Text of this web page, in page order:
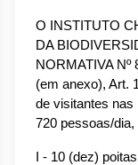
O INSTITUTO
DA
NORMATIVA
(em anexo), Art.
de visitantes nas
720 pessoas/
I - 10 (dez)